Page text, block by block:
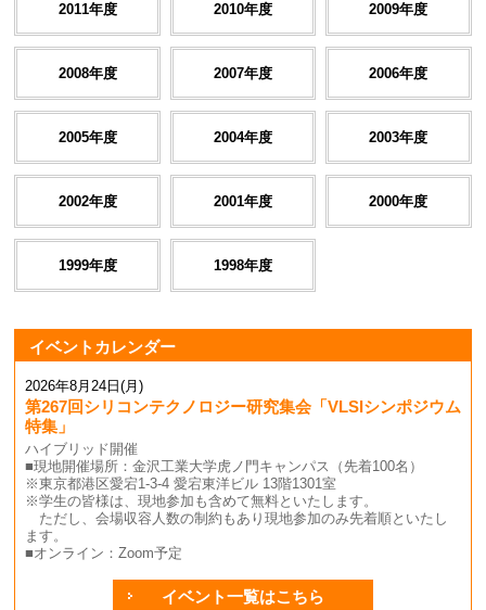
2011年度 2010年度 2009年度
2008年度 2007年度 2006年度
2005年度 2004年度 2003年度
2002年度 2001年度 2000年度
1999年度 1998年度
イベントカレンダー
2026年8月24日(月)
第267回シリコンテクノロジー研究集会「VLSIシンポジウム
特集」
ハイブリッド開催
■現地開催場所：金沢工業大学虎ノ門キャンパス（先着100名）
※東京都港区愛宕1-3-4 愛宕東洋ビル 13階1301室
※学生の皆様は、現地参加も含めて無料といたします。
ただし、会場収容人数の制約もあり現地参加のみ先着順といたし
ます。
■オンライン：Zoom予定
イベント一覧はこちら